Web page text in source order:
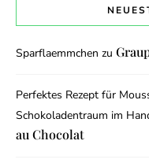
Sparflaemmchen zu
Perfektes Rezept für
Schokoladentraum im
au Chocolat